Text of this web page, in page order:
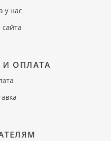
у нас
сайта
И ОПЛАТА